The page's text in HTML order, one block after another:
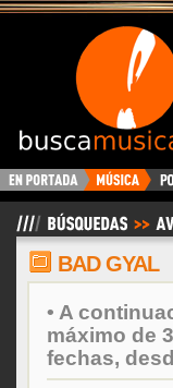
BuscaMusica.es
BAD GYAL
• A
máximo de
fechas,